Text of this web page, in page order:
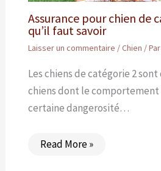
Assurance pour chien de
qu’il faut savoir
Laisser un commentaire /Chien / Par
Les chiens de catégorie 2
chiens dont le
certaine dangerosité…
Read More »